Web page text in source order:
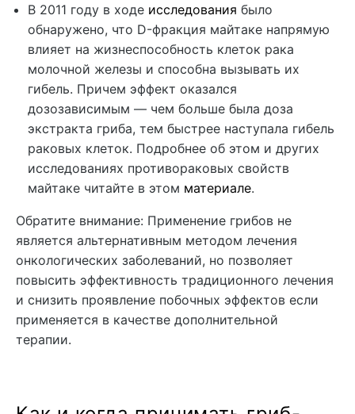
В 2011 году в ходе исследования было
обнаружено, что D-фракция майтаке напрямую
влияет на жизнеспособность клеток рака
молочной железы и способна вызывать их
гибель. Причем эффект оказался
дозозависимым — чем больше была доза
экстракта гриба, тем быстрее наступала гибель
раковых клеток. Подробнее об этом и других
исследованиях противораковых свойств
майтаке читайте в этом материале.
Обратите внимание: Применение грибов не
является альтернативным методом лечения
онкологических заболеваний, но позволяет
повысить эффективность традиционного лечения
и снизить проявление побочных эффектов если
применяется в качестве дополнительной
терапии.